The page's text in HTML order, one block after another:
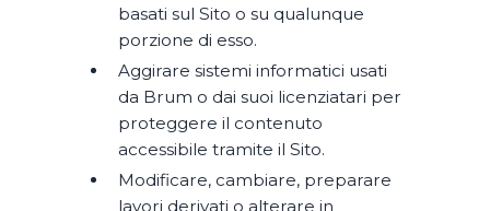
basati sul Sito o su qualunque
porzione di esso.
Aggirare sistemi informatici usati
da Brum o dai suoi licenziatari per
proteggere il contenuto
accessibile tramite il Sito.
Modificare, cambiare, preparare
lavori derivati o alterare in